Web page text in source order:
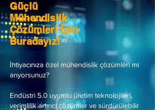
Güçlü
Mühendislik
Çözümleri İçin
Buradayız!
İhtiyacınıza özel mühendislik çözümleri mi
arıyorsunuz?
Endüstri 5.0 uyumlu üretim teknolojileri,
verimlilik artırıcı çözümler ve sürdürülebilir